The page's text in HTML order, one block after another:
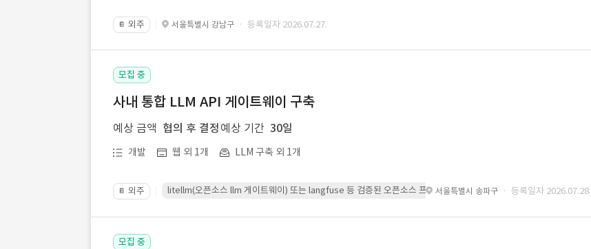
📔 외주 서울특별시 강남구 · 등록일자 2026.07.27.
모집 중
사내 통합 LLM API 게이트웨이 구축
예상 금액 협의 후 결정 예상 기간 30일
개발 웹 외 1개 LLM 구축 외 1개
📔 외주 litellm(오픈소스 llm 게이트웨이) 또는 langfuse 등 검증된 오픈소스 프레임워크를 기반으로 시스템을 구축
서울특별시 송파구 · 등록일자 2026.07.28.
모집 중